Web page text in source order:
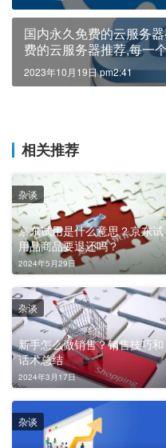
国内永久免费的云服务
费的云服务器推荐,每一
2023年10月19日 pm2:41
相关推荐
京东试用是什么意思？京东试
用品商品要退还吗？
2024年5月29日
杂谈
新手怎么做销售？销售技巧和
话术总结
2024年3月17日
杂谈
杂谈